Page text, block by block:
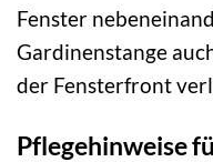
Fenster
Gardinenstange
der Fensterfront
Pflegehinweise